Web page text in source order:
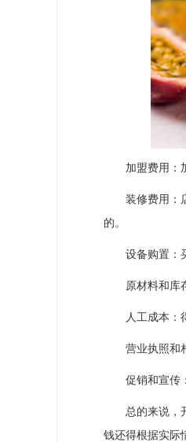
加盟费用：加
装修费用：店
的。
设备购置：买
原材料和库存
人工成本：得
营业执照和相
促销和宣传：
总的来说，开
钱还得根据实际